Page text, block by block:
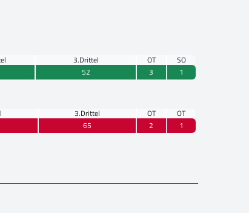
3.Drittel OT
SO
52 3 1
3.Drittel OT
OT
65 2 1